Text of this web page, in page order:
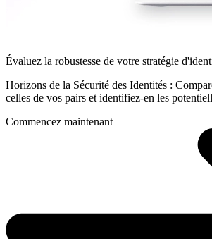
Évaluez la robustesse de votre stratégie
Horizons de la Sécurité des Identités :
celles de vos pairs et identifiez-en les
Commencez maintenant